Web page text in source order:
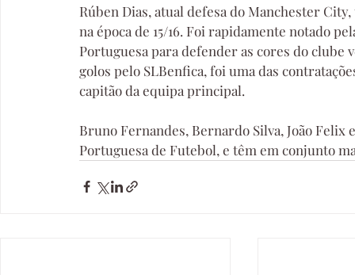
Rúben Dias, atual defesa do Manchester
na época de 15/16. Foi rapidamente notado
Portuguesa para defender as cores do clube
golos pelo SLBenfica, foi uma das
capitão da equipa principal.
Bruno Fernandes, Bernardo Silva, João Felix
Portuguesa de Futebol, e têm em conjunto